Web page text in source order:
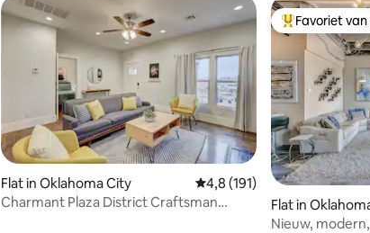
van 4,77 op 5, 132 recensies
Flat in Oklahoma City Gemiddelde beoordeling
4,8 (191)
Charmant Plaza District Craftsman
Topfavoriet
Favoriet
Flat in
Nieuw,